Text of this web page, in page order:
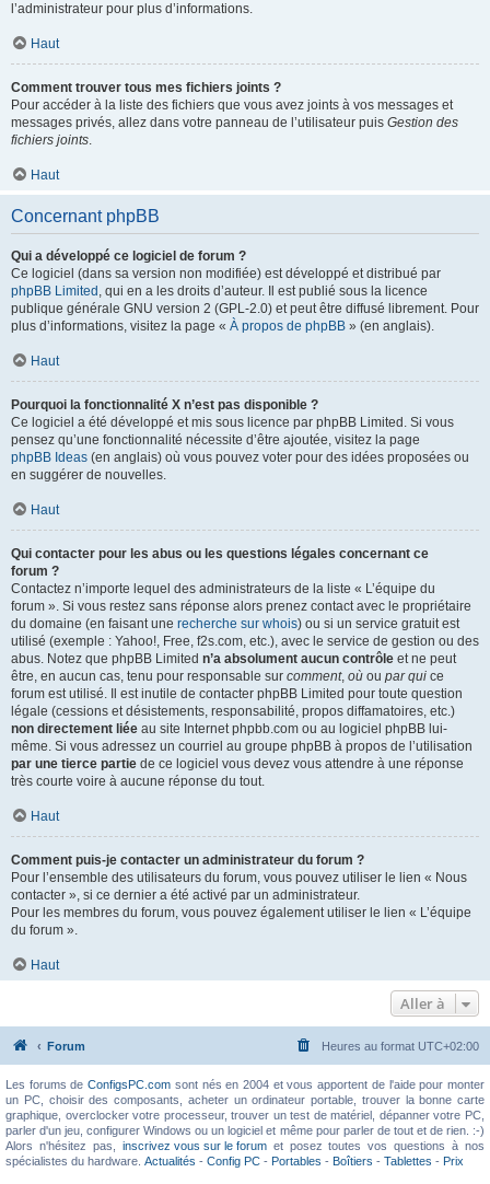
l’administrateur pour plus d’informations.
Haut
Comment trouver tous mes fichiers joints ?
Pour accéder à la liste des fichiers que vous avez joints à vos messages et
messages privés, allez dans votre panneau de l’utilisateur puis Gestion des
fichiers joints.
Haut
Concernant phpBB
Qui a développé ce logiciel de forum ?
Ce logiciel (dans sa version non modifiée) est développé et distribué par
phpBB Limited , qui en a les droits d’auteur. Il est publié sous la licence
publique générale GNU version 2 (GPL-2.0) et peut être diffusé librement. Pour
plus d’informations, visitez la page « À propos de phpBB » (en anglais).
Haut
Pourquoi la fonctionnalité X n’est pas disponible ?
Ce logiciel a été développé et mis sous licence par phpBB Limited. Si vous
pensez qu’une fonctionnalité nécessite d’être ajoutée, visitez la page
phpBB Ideas (en anglais) où vous pouvez voter pour des idées proposées ou
en suggérer de nouvelles.
Haut
Qui contacter pour les abus ou les questions légales concernant ce
forum ?
Contactez n’importe lequel des administrateurs de la liste « L’équipe du
forum ». Si vous restez sans réponse alors prenez contact avec le propriétaire
du domaine (en faisant une recherche sur whois) ou si un service gratuit est
utilisé (exemple : Yahoo!, Free, f2s.com, etc.), avec le service de gestion ou des
abus. Notez que phpBB Limited n’a absolument aucun contrôle et ne peut
être, en aucun cas, tenu pour responsable sur comment, où ou par qui ce
forum est utilisé. Il est inutile de contacter phpBB Limited pour toute question
légale (cessions et désistements, responsabilité, propos diffamatoires, etc.)
non directement liée au site Internet phpbb.com ou au logiciel phpBB lui-
même. Si vous adressez un courriel au groupe phpBB à propos de l’utilisation
par une tierce partie de ce logiciel vous devez vous attendre à une réponse
très courte voire à aucune réponse du tout.
Haut
Comment puis-je contacter un administrateur du forum ?
Pour l’ensemble des utilisateurs du forum, vous pouvez utiliser le lien « Nous
contacter », si ce dernier a été activé par un administrateur.
Pour les membres du forum, vous pouvez également utiliser le lien « L’équipe
du forum ».
Haut
Aller à
Forum Heures au format UTC+02:00
Les forums deConfigsPC.com sont nés en 2004 et vous apportent de l'aide pour monter
un PC, choisir des composants, acheter un ordinateur portable, trouver la bonne carte
graphique, overclocker votre processeur, trouver un test de matériel, dépanner votre PC,
parler d'un jeu, configurer Windows ou un logiciel et même pour parler de tout et de rien. :-)
Alors n'hésitez pas, inscrivez vous sur le forumet posez toutes vos questions à nos
spécialistes du hardware. Actualités - Config PC - Portables - Boîtiers - Tablettes - Prix